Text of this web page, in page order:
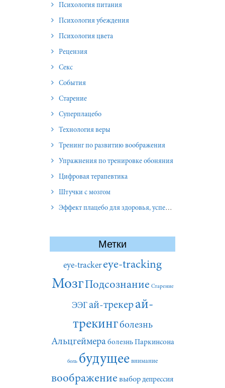
Психология питания
Психология убеждения
Психология цвета
Рецензия
Секс
События
Старение
Суперплацебо
Технология веры
Тренинг по развитию воображения
Упражнения по тренировке обоняния
Цифровая терапевтика
Штучки с мозгом
Эффект плацебо для здоровья, успеха и отношений
Метки
eye-tracker eye-tracking
МозгПодсознание Старение
ЭЭГай-трекерай-
трекингболезнь
Альцгеймера болезнь Паркинсона
боль будущее внимание
воображение выбор депрессия